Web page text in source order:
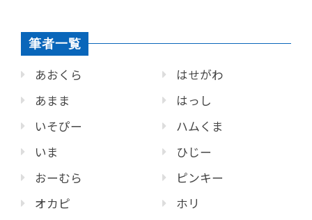
筆者一覧
あおくら
あまま
いそぴー
いま
おーむら
オカピ
はせがわ
はっし
ハムくま
ひじー
ピンキー
ホリ